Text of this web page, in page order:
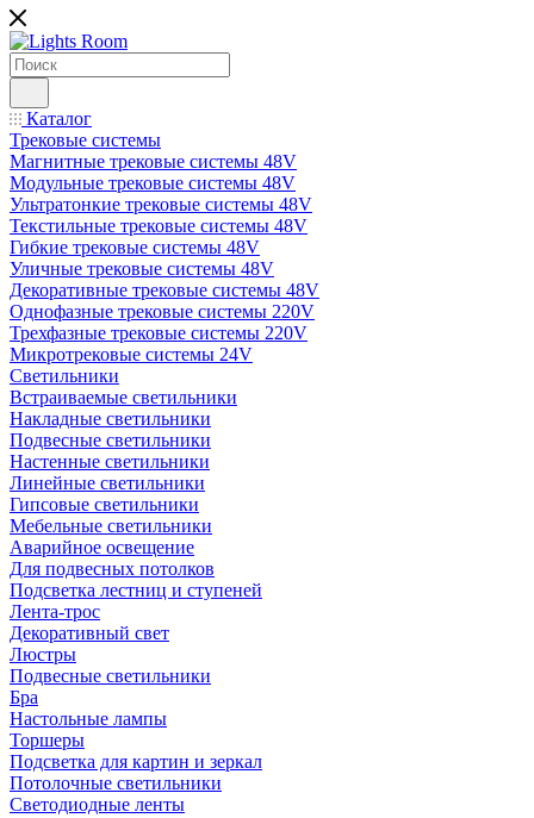
Каталог
Трековые системы
Магнитные трековые системы 48V
Модульные трековые системы 48V
Ультратонкие трековые системы 48V
Текстильные трековые системы 48V
Гибкие трековые системы 48V
Уличные трековые системы 48V
Декоративные трековые системы 48V
Однофазные трековые системы 220V
Трехфазные трековые системы 220V
Микротрековые системы 24V
Светильники
Встраиваемые светильники
Накладные светильники
Подвесные светильники
Настенные светильники
Линейные светильники
Гипсовые светильники
Мебельные светильники
Аварийное освещение
Для подвесных потолков
Подсветка лестниц и ступеней
Лента-трос
Декоративный свет
Люстры
Подвесные светильники
Бра
Настольные лампы
Торшеры
Подсветка для картин и зеркал
Потолочные светильники
Светодиодные ленты